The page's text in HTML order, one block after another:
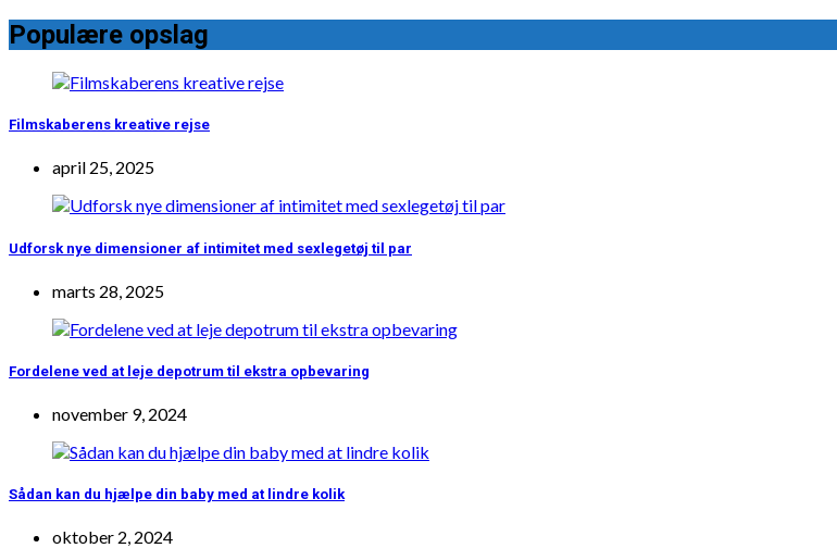
Populære opslag
Filmskaberens kreative rejse
april 25, 2025
Udforsk nye dimensioner af intimitet med sexlegetøj til par
marts 28, 2025
Fordelene ved at leje depotrum til ekstra opbevaring
november 9, 2024
Sådan kan du hjælpe din baby med at lindre kolik
oktober 2, 2024